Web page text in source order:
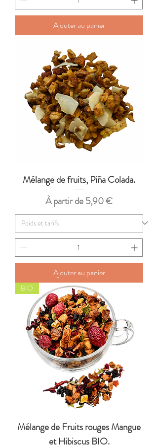
Ajouter au panier
Mélange de fruits, Piña Colada.
À partir de5,90 €
Prix promotionnel
Ajouter au panier
BIO
Mélange de Fruits rouges Mangue
et Hibiscus BIO.